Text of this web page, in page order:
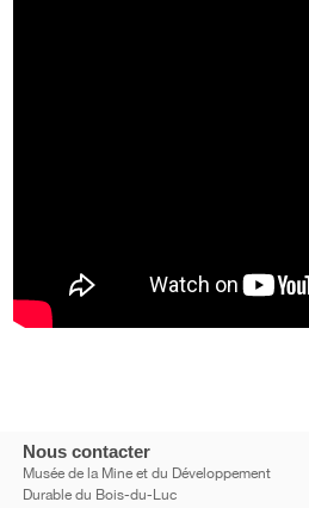
Nous contacter
Musée de la Mine et du Développement
Durable du Bois-du-Luc